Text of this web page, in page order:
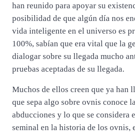
han reunido para apoyar su
posibilidad de que algún día nos
vida inteligente en el universo es
100%, sabían que era vital que la
dialogar sobre su llegada mucho
pruebas aceptadas de su llegada.
Muchos de ellos creen que ya han
que sepa algo sobre ovnis conoce
abducciones y lo que se considera
seminal en la historia de los ovnis,